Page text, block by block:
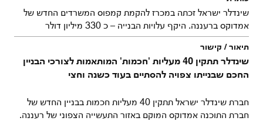
שינדלר ישראל זכתה במכרז להקמת קמפוס המשרדים החדש של
אמדוקס ברעננה. היקף עלויות הבנייה – כ 330 מיליון דולר
שינדלר תתקין 40 מעליות 'חכמות' המותאמות לצורכי הבניין
החכם שבנייתו צפויה להסתיים בעוד כשנה וחצי
חברת שינדלר ישראל תתקין 40 מעליות חכמות בבניין החדש של
חברת התוכנה אמדוקס המוקם באזור התעשייה הצפוני של רעננה.